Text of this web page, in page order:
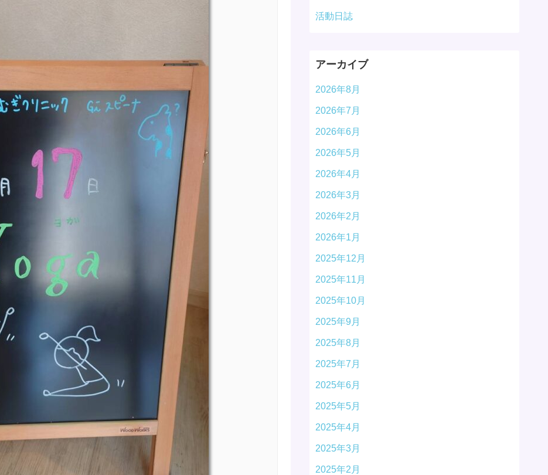
活動日誌
アーカイブ
2026年8月
2026年7月
2026年6月
2026年5月
2026年4月
2026年3月
2026年2月
2026年1月
2025年12月
2025年11月
2025年10月
2025年9月
2025年8月
2025年7月
2025年6月
2025年5月
2025年4月
2025年3月
2025年2月